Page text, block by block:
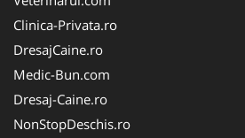
Clinica-Privata.ro
DresajCaine.ro
Medic-Bun.com
Dresaj-Caine.ro
NonStopDeschis.ro